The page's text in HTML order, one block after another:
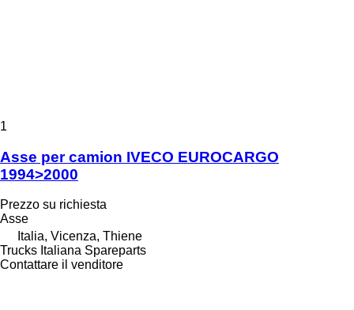
1
Asse per camion IVECO EUROCARGO
1994>2000
Prezzo su richiesta
Asse
Italia, Vicenza, Thiene
Trucks Italiana Spareparts
Contattare il venditore